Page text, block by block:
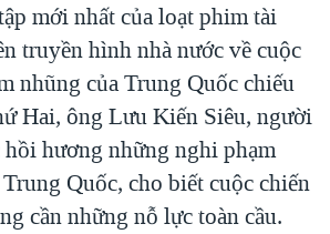
mới nhất của loạt phim tài
truyền hình nhà nước về cuộc
nhũng của Trung Quốc chiếu
Hai, ông Lưu Kiến Siêu, người
hương những nghi phạm
Quốc, cho biết cuộc chiến
cần những nỗ lực toàn cầu.